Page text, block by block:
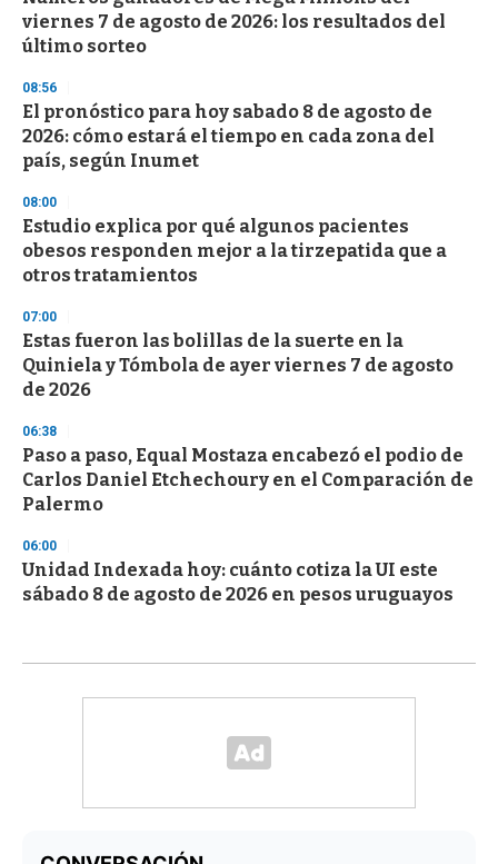
viernes 7 de agosto de 2026: los resultados del
último sorteo
08:56
El pronóstico para hoy sabado 8 de agosto de
2026: cómo estará el tiempo en cada zona del
país, según Inumet
08:00
Estudio explica por qué algunos pacientes
obesos responden mejor a la tirzepatida que a
otros tratamientos
07:00
Estas fueron las bolillas de la suerte en la
Quiniela y Tómbola de ayer viernes 7 de agosto
de 2026
06:38
Paso a paso, Equal Mostaza encabezó el podio de
Carlos Daniel Etchechoury en el Comparación de
Palermo
06:00
Unidad Indexada hoy: cuánto cotiza la UI este
sábado 8 de agosto de 2026 en pesos uruguayos